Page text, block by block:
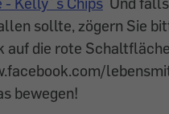
sollte, zögern Sie
auf die rote
bewegen!